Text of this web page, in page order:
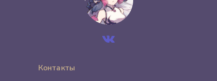
Контакты